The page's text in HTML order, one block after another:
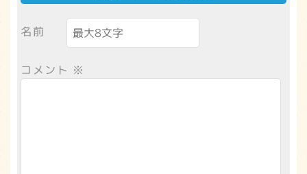
名前
コメント ※